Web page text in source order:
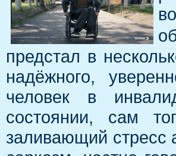
предстал в
надёжного,
человек в
состоянии, сам
заливающий стресс